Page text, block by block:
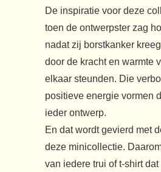
De inspiratie voor deze
toen de ontwerpster zag
nadat zij borstkanker
door de kracht en warmte
elkaar steunden. Die
positieve energie vormen
ieder ontwerp.
En dat wordt gevierd met
deze minicollectie.
van iedere trui of t-shirt